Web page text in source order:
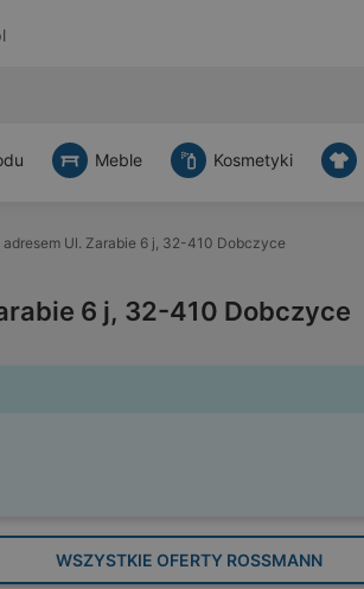
Meble Kosmetyki
adresem Ul. Zarabie 6 j, 32-410 Dobczyce
6 j, 32-410 Dobczyce
WSZYSTKIE OFERTY ROSSMANN